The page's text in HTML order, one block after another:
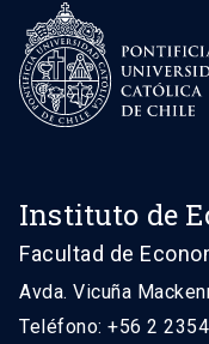
Instituto de
Facultad de
Avda. Vicuña
Teléfono: +56 2